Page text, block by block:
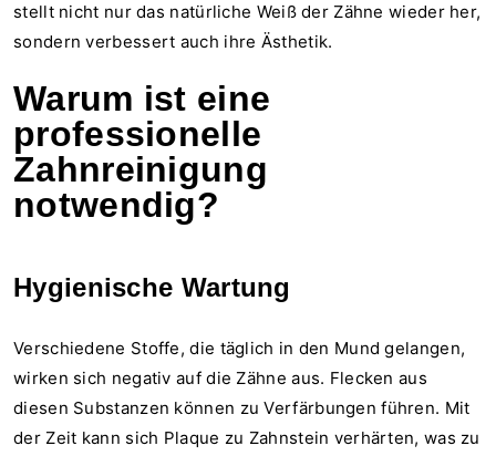
stellt nicht nur das natürliche Weiß der Zähne wieder her,
sondern verbessert auch ihre Ästhetik.
Warum ist eine
professionelle
Zahnreinigung
notwendig?
Hygienische Wartung
Verschiedene Stoffe, die täglich in den Mund gelangen,
wirken sich negativ auf die Zähne aus. Flecken aus
diesen Substanzen können zu Verfärbungen führen. Mit
der Zeit kann sich Plaque zu Zahnstein verhärten, was zu